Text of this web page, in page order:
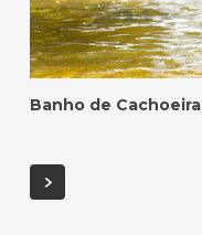
Banho de Cachoeira